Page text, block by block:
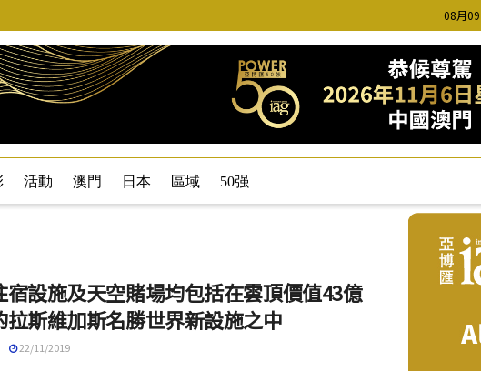
08月
活動 澳門 日本 區域 50强
宿設施及天空賭場均包括在雲頂價值43億
拉斯維加斯名勝世界新設施之中
22/11/2019